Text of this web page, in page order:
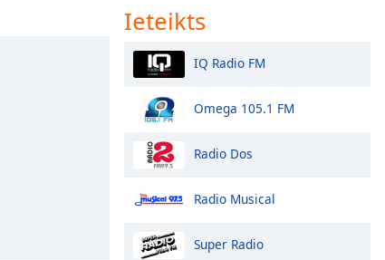
Ieteikts
IQ Radio FM
Omega 105.1 FM
Radio Dos
Radio Musical
Super Radio